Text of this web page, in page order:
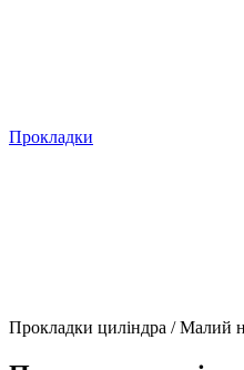
Прокладки
Прокладки циліндра / Малий